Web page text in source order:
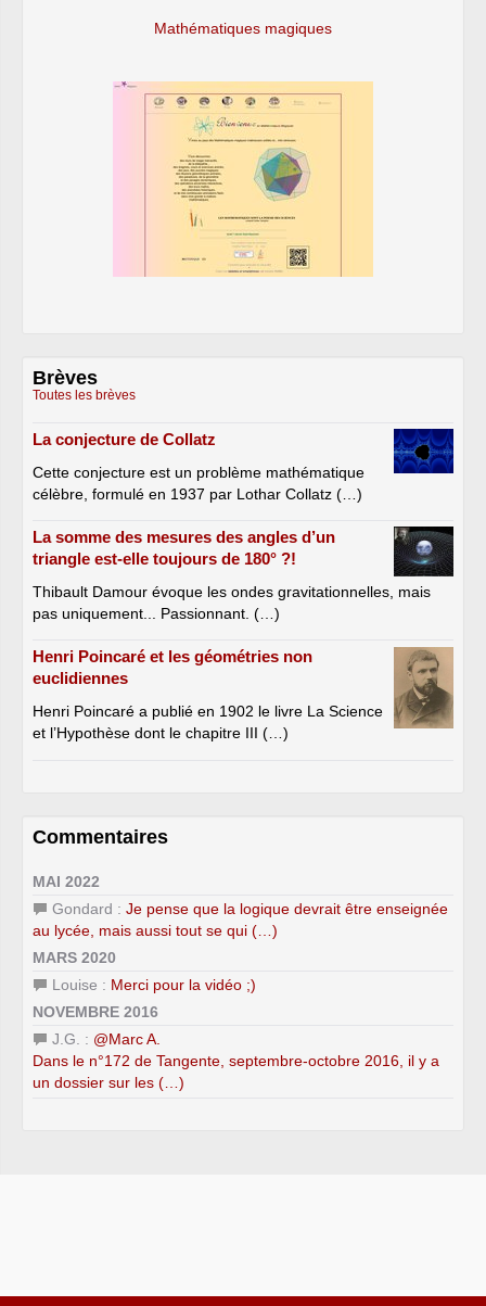
Mathématiques magiques
Brèves
Toutes les brèves
La conjecture de Collatz
Cette conjecture est un problème mathématique
célèbre, formulé en 1937 par Lothar Collatz (…)
La somme des mesures des angles d’un
triangle est-elle toujours de 180° ?!
Thibault Damour évoque les ondes gravitationnelles, mais
pas uniquement... Passionnant. (…)
Henri Poincaré et les géométries non
euclidiennes
Henri Poincaré a publié en 1902 le livre La Science
et l’Hypothèse dont le chapitre III (…)
Commentaires
MAI 2022
Gondard : Je pense que la logique devrait être enseignée
au lycée, mais aussi tout se qui (…)
MARS 2020
Louise : Merci pour la vidéo ;)
NOVEMBRE 2016
J.G. : @Marc A.
Dans le n°172 de Tangente, septembre-octobre 2016, il y a
un dossier sur les (…)